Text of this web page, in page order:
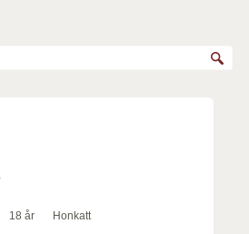
18 år Honkatt